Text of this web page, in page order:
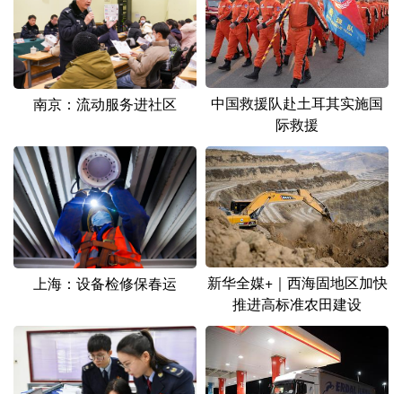
南京：流动服务进社区
中国救援队赴土耳其实施国
际救援
上海：设备检修保春运
新华全媒+｜西海固地区加快
推进高标准农田建设